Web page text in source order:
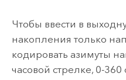
Чтобы ввести в
накопления только
кодировать азимуты
часовой стрелке, 0-360